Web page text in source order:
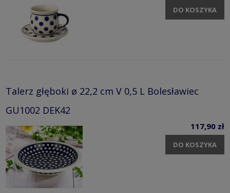
DO KOSZYKA
Talerz głęboki ø 22,2 cm V 0,5 L Bolesławiec
GU1002 DEK42
117,90 zł
DO KOSZYKA